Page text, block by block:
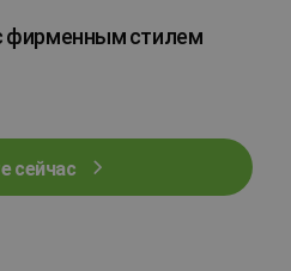
фирменным стилем
сейчас